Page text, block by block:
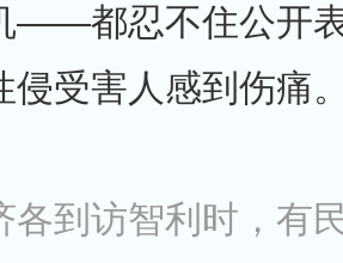
——都忍不住公开
侵受害人感到伤痛
各到访智利时，有